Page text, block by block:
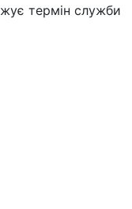
термін служби